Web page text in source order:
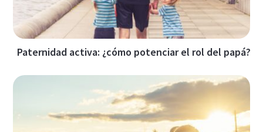
Paternidad activa: ¿cómo potenciar el rol del papá?